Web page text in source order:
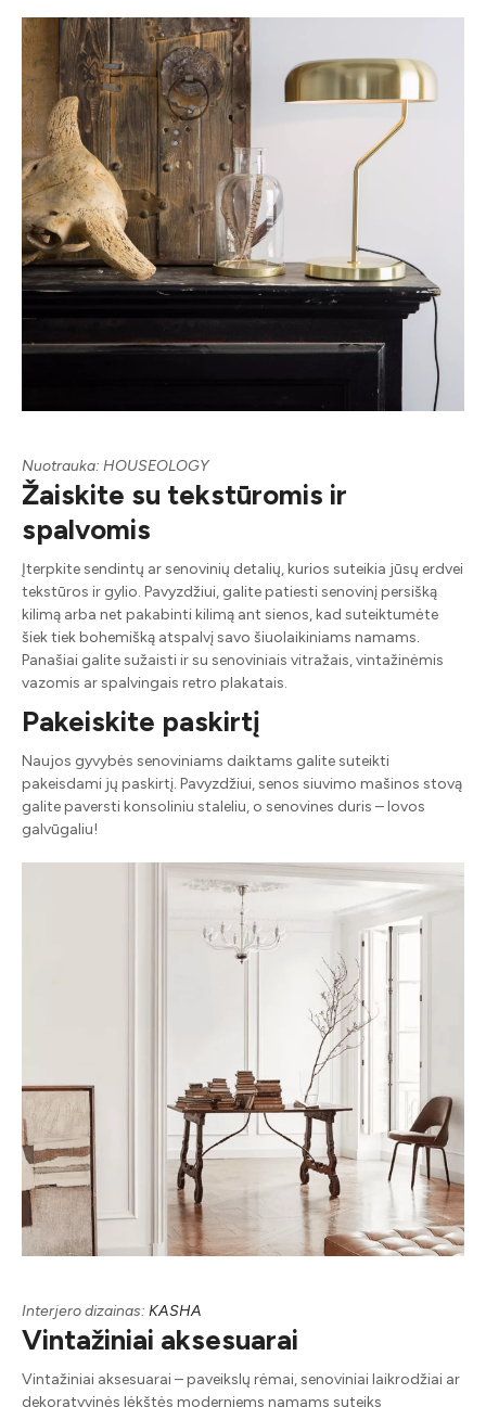
Nuotrauka: HOUSEOLOGY
Žaiskite su tekstūromis ir
spalvomis
Įterpkite sendintų ar senovinių detalių, kurios suteikia jūsų erdvei
tekstūros ir gylio. Pavyzdžiui, galite patiesti senovinį persišką
kilimą arba net pakabinti kilimą ant sienos, kad suteiktumėte
šiek tiek bohemišką atspalvį savo šiuolaikiniams namams.
Panašiai galite sužaisti ir su senoviniais vitražais, vintažinėmis
vazomis ar spalvingais retro plakatais.
Pakeiskite paskirtį
Naujos gyvybės senoviniams daiktams galite suteikti
pakeisdami jų paskirtį. Pavyzdžiui, senos siuvimo mašinos stovą
galite paversti konsoliniu staleliu, o senovines duris – lovos
galvūgaliu!
Interjero dizainas: KASHA
Vintažiniai aksesuarai
Vintažiniai aksesuarai – paveikslų rėmai, senoviniai laikrodžiai ar
dekoratyvinės lėkštės moderniems namams suteiks